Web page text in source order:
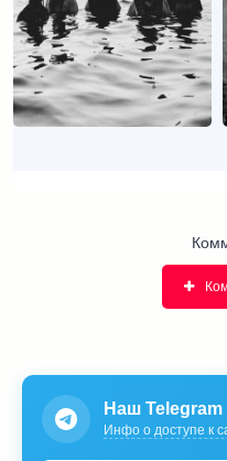
Наш Telegram
Инфо о доступе к